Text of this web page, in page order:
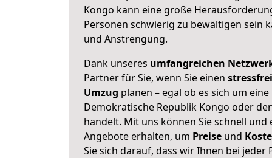
Kongo kann eine große
Personen schwierig zu bewältigen sein
und Anstrengung.
Dank unseres umfangreichen
Partner für Sie, wenn Sie einen
Umzug planen – egal ob es sich um
Demokratische Republik Kongo oder
handelt. Mit uns können Sie schnell und
Angebote erhalten, um Preise und
Sie sich darauf, dass wir Ihnen bei jeder